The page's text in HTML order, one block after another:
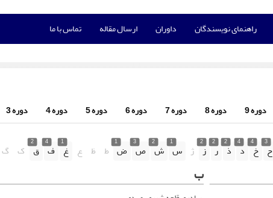
راهنمای نویسندگان داوران ارسال مقاله تماس با ما
دوره 9 دوره 8 دوره 7 دوره 6 دوره 5 دوره 4 دوره 3
3
ح
4
خ
4
د
2
ذ
2
ر
2
ز ژ
1
س
2
ش
3
ص
1
ض ط ظ ع
1
غ
4
ف
2
ق ک گ
ب